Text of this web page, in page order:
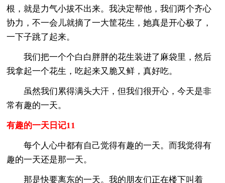
根，就是力气小拔不出来。我决定帮他，我们两个齐心
协力，不一会儿就摘了一大筐花生，她真是开心极了，
一下子跳了起来。
我们把一个个白白胖胖的花生装进了麻袋里，然后
我拿起一个花生，吃起来又脆又鲜，真好吃。
虽然我们累得满头大汗，但我们很开心，今天是非
常有趣的一天。
有趣的一天日记11
每个人心中都有自己觉得有趣的一天。而我觉得有
趣的一天还是那一天。
那是快要离东的一天。我的朋友们正在楼下叫着